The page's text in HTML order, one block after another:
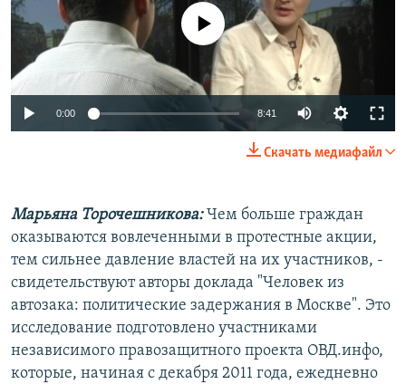
ПОДПИШИТЕСЬ НА РАССЫЛКУ
СОЦИАЛЬНЫЕ СЕТИ
No media source currently available
0:00 8:41
Скачать медиафайл
Марьяна Торочешникова:Чем больше граждан
оказываются вовлеченными в протестные акции,
тем сильнее давление властей на их участников, -
свидетельствуют авторы доклада "Человек из
автозака: политические задержания в Москве". Это
исследование подготовлено участниками
независимого правозащитного проекта ОВД.инфо,
которые, начиная с декабря 2011 года, ежедневно